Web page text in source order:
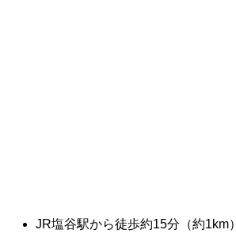
JR塩谷駅から徒歩約15分（約1km）